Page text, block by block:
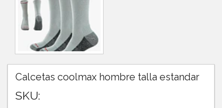
Calcetas coolmax hombre talla estandar
SKU: